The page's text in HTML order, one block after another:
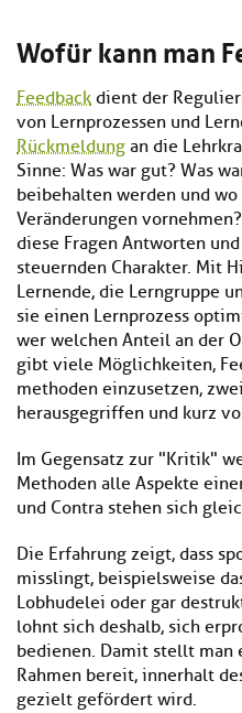
Wofür kann man
Feedback dient der
von Lernprozessen und
Rückmeldung an die
Sinne: Was war gut? Was
beibehalten werden und
Veränderungen vornehmen?
diese Fragen Antworten
steuernden Charakter. Mit
Lernende, die Lerngruppe
sie einen Lernprozess
wer welchen Anteil an der
gibt viele Möglichkeiten,
methoden einzusetzen,
herausgegriffen und kurz
Im Gegensatz zur "Kritik"
Methoden alle Aspekte
und Contra stehen sich
Die Erfahrung zeigt, dass
misslingt, beispielsweise
Lobhudelei oder gar
lohnt sich deshalb, sich
bedienen. Damit stellt
Rahmen bereit, innerhalt
gezielt gefördert wird.